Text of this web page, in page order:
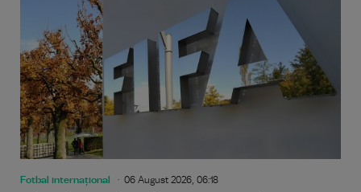
Fotbal internațional 06 August 2026, 06:18